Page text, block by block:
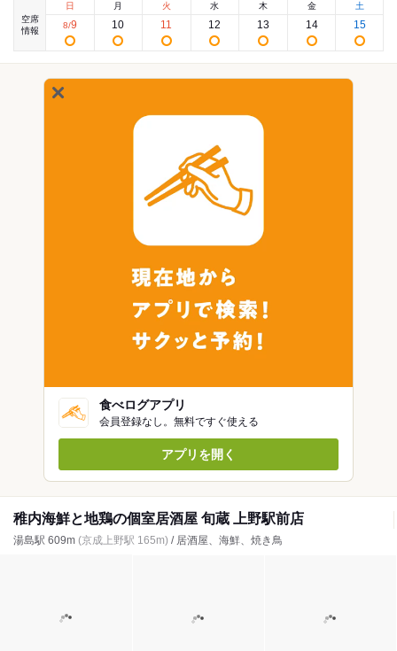
空席
情報
日
8/9
月
10
火
11
水
12
木
13
金
14
土
15
食べログアプリ
会員登録なし。無料ですぐ使える
アプリを開く
稚内海鮮と地鶏の個室居酒屋 旬蔵 上野駅前店
湯島駅 609m (京成上野駅 165m) / 居酒屋、海鮮、焼き鳥